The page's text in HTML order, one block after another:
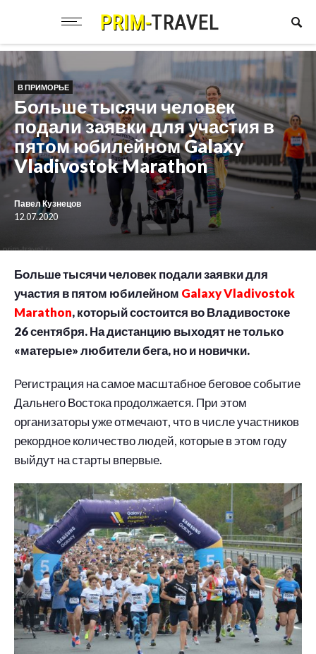
В ПРИМОРЬЕ
Больше тысячи человек
подали заявки для участия в
пятом юбилейном Galaxy
Vladivostok Marathon
Павел Кузнецов
12.07.2020
Больше тысячи человек подали заявки для
участия в пятом юбилейном Galaxy Vladivostok
Marathon, который состоится во Владивостоке
26 сентября. На дистанцию выходят не только
«матерые» любители бега, но и новички.
Регистрация на самое масштабное беговое событие
Дальнего Востока продолжается. При этом
организаторы уже отмечают, что в числе участников
рекордное количество людей, которые в этом году
выйдут на старты впервые.